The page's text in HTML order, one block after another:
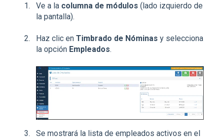
Ve a la columna de módulos (lado izquierdo de
la pantalla).
Haz clic en Timbrado de Nóminas y selecciona
la opción Empleados.
Se mostrará la lista de empleados activos en el